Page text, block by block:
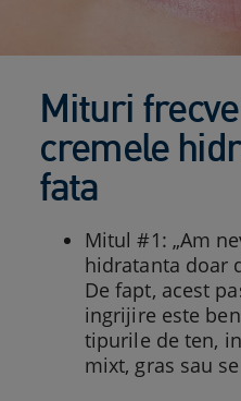
Mituri
cremele
fata
Mitul #1: „Am
hidratanta doar
De fapt, acest
ingrijire este
tipurile de ten,
mixt, gras sau